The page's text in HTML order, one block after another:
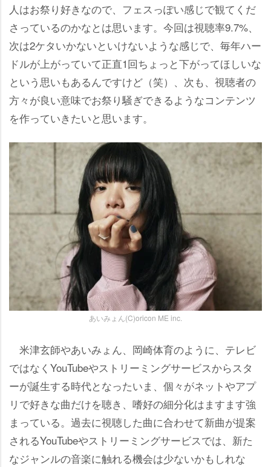
人はお祭り好きなので、フェスっぽい感じで観てくだ
さっているのかなとは思います。今回は視聴率9.7%、
次は2ケタいかないといけないような感じで、毎年ハー
ドルが上がっていて正直1回ちょっと下がってほしいな
という思いもあるんですけど（笑）、次も、視聴者の
方々が良い意味でお祭り騒ぎできるようなコンテンツ
を作っていきたいと思います。
あいみょん(C)oricon ME inc.
米津玄師やあいみょん、岡崎体育のように、テレビ
ではなくYouTubeやストリーミングサービスからスタ
ーが誕生する時代となったいま、個々がネットやアプ
リで好きな曲だけを聴き、嗜好の細分化はますます強
まっている。過去に視聴した曲に合わせて新曲が提案
されるYouTubeやストリーミングサービスでは、新た
なジャンルの音楽に触れる機会は少ないかもしれな